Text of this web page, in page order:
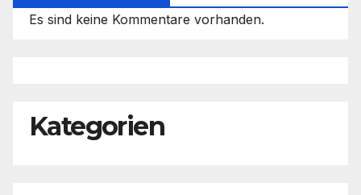
Es sind keine Kommentare vorhanden.
Kategorien